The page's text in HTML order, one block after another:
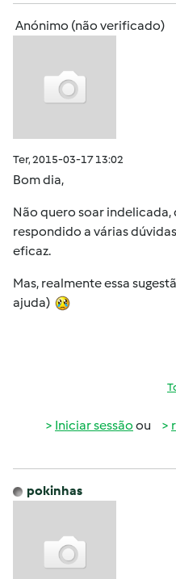
Anónimo (não verificado)
Ter, 2015-03-17 13:02
Bom dia,
Não quero soar
respondido a várias
eficaz.
Mas, realmente essa
ajuda)
Iniciar sessão ou
pokinhas